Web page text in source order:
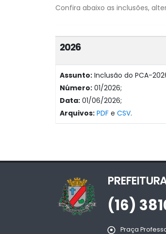
Confira abaixo as inclusões,
2026
Assunto: Inclusão do PCA-
Número: 01/2026;
Data: 01/06/2026;
Arquivos: PDF e CSV.
(16)
Praça